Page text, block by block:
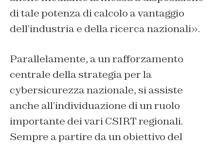
di tale potenza di calcolo a vantaggio
dell’industria e della ricerca nazionali».
Parallelamente, a un rafforzamento
centrale della strategia per la
cybersicurezza nazionale, si assiste
anche all’individuazione di un ruolo
importante dei vari CSIRT regionali.
Sempre a partire da un obiettivo del